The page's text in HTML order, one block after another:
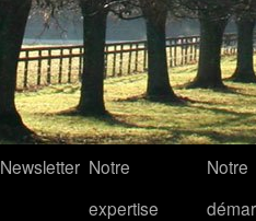
Newsletter Notre
expertise
Notre